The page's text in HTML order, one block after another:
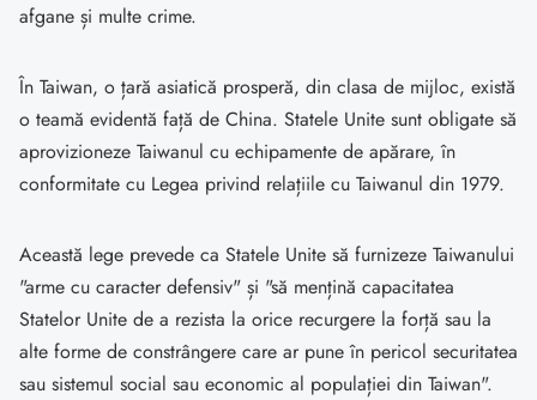
afgane și multe crime.
În Taiwan, o țară asiatică prosperă, din clasa de mijloc, există
o teamă evidentă față de China. Statele Unite sunt obligate să
aprovizioneze Taiwanul cu echipamente de apărare, în
conformitate cu Legea privind relațiile cu Taiwanul din 1979.
Această lege prevede ca Statele Unite să furnizeze Taiwanului
"arme cu caracter defensiv" și "să mențină capacitatea
Statelor Unite de a rezista la orice recurgere la forță sau la
alte forme de constrângere care ar pune în pericol securitatea
sau sistemul social sau economic al populației din Taiwan".